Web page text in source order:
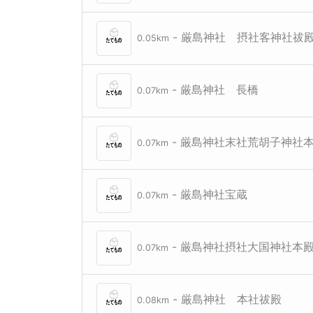
0.05km - 厳島神社 摂社客神社祓
0.07km - 厳島神社 長橋
0.07km - 厳島神社末社荒胡子神社
0.07km - 厳島神社宝蔵
0.07km - 厳島神社摂社大国神社本
0.08km - 厳島神社 本社祓殿